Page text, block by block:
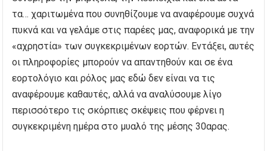
τα… χαριτωμένα που συνηθίζουμε να αναφέρουμε συχνά
πυκνά και να γελάμε στις παρέες μας, αναφορικά με την
«αχρηστία» των συγκεκριμένων εορτών. Εντάξει, αυτές
οι πληροφορίες μπορούν να απαντηθούν και σε ένα
εορτολόγιο και ρόλος μας εδώ δεν είναι να τις
αναφέρουμε καθαυτές, αλλά να αναλύσουμε λίγο
περισσότερο τις σκόρπιες σκέψεις που φέρνει η
συγκεκριμένη ημέρα στο μυαλό της μέσης 30αρας.